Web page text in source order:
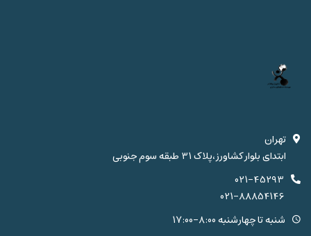
تهران
ابتدای بلوار کشاورز،پلاک 31 طبقه سوم جنوبی
021-45293
021-88854146
شنبه تا چهارشنبه 8:00-17:00